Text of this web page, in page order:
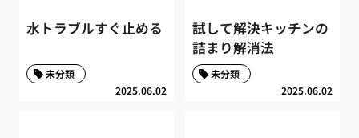
水トラブルすぐ止める
2025.06.02
未分類
試して解決キッチンの
詰まり解消法
2025.06.02
未分類